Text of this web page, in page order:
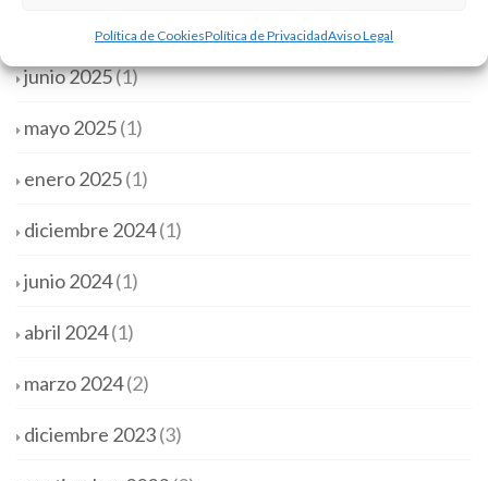
Política de CookiesPolítica de PrivacidadAviso Legal
septiembre 2025 (1)
junio 2025(1)
mayo 2025(1)
enero 2025(1)
diciembre 2024(1)
junio 2024(1)
abril 2024(1)
marzo 2024(2)
diciembre 2023(3)